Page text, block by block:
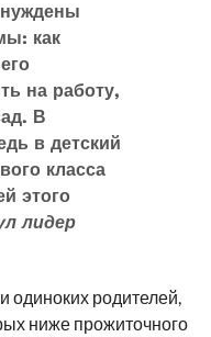
как
на работу,
В
в детский
класса
этого
лидер
родителей,
ниже прожиточного